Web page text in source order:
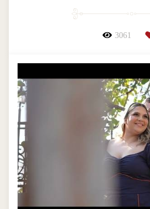
3061